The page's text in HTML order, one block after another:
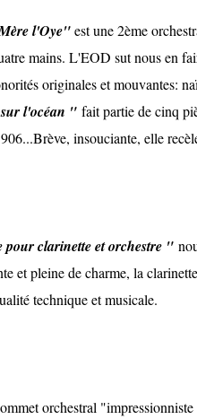
l'Oye"est une 2ème
mains. L'EOD sut nous en
originales et mouvantes:
l'océan " fait partie de cinq
insouciante, elle
pour clarinette et orchestre "
et pleine de charme, la
technique et musicale.
orchestral